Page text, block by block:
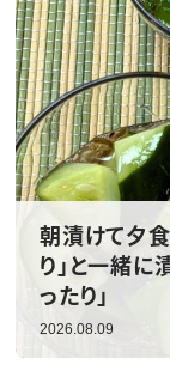
朝漬けて夕食
り」と一緒に
ったり」
2026.08.09